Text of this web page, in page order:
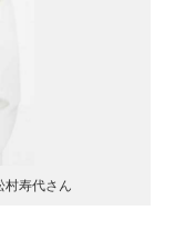
村寿代さん